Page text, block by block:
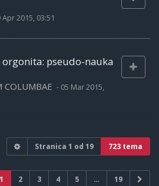
Apr 2015, 03:51
pseudo-nauka
COLUMBAE - 05 Mar 2015,
Stranica 1 od 19 723 tema
1 2 3 4 5 … 19